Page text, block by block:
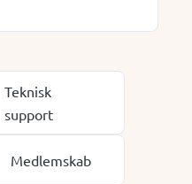
Teknisk
support
Medlemskab